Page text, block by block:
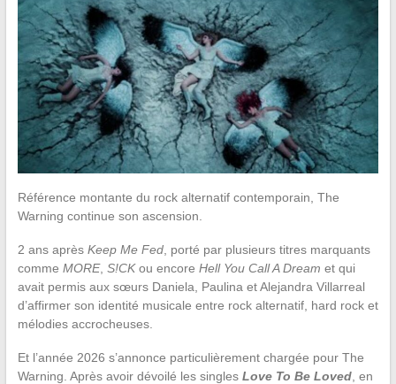
Référence montante du rock alternatif contemporain, The
Warning continue son ascension.
2 ans après Keep Me Fed, porté par plusieurs titres marquants
comme MORE, S!CKou encore Hell You Call A Dream et qui
avait permis aux sœurs Daniela, Paulina et Alejandra Villarreal
d’affirmer son identité musicale entre rock alternatif, hard rock et
mélodies accrocheuses.
Et l’année 2026 s’annonce particulièrement chargée pour The
Warning. Après avoir dévoilé les singles Love To Be Loved, en